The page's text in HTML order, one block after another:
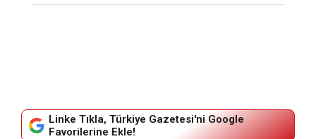
Linke Tıkla, Türkiye Gazetesi'ni Google
Favorilerine Ekle!